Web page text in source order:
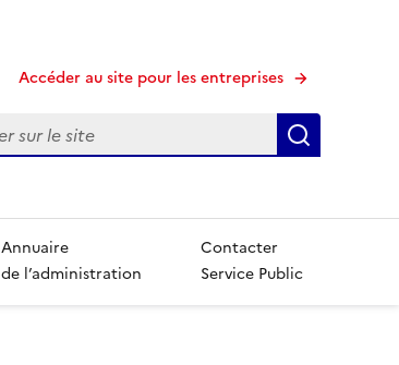
Accéder au site pour les entreprises
Annuaire
de l’administration
Contacter
Service Public